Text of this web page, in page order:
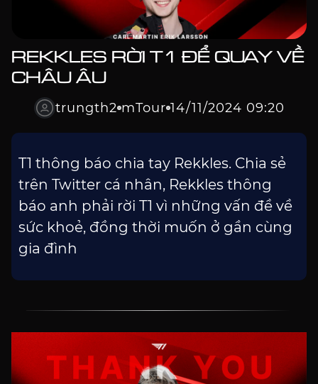
REKKLES RỜI T1 ĐỂ QUAY VỀ
CHÂU ÂU
trungth2 mTour 14/11/2024 09:20
T1 thông báo chia tay Rekkles. Chia sẻ
trên Twitter cá nhân, Rekkles thông
báo anh phải rời T1 vì những vấn đề về
sức khoẻ, đồng thời muốn ở gần cùng
gia đình